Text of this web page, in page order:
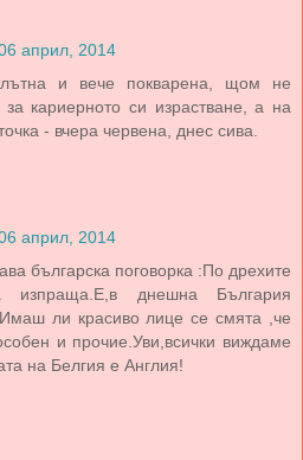
април, 2014
и вече покварена, щом не
кариерното си израстване, а на
- вчера червена, днес сива.
април, 2014
българска поговорка :По дрехите
изпраща.Е,в днешна България
ли красиво лице се смята ,че
и прочие.Уви,всички виждаме
на Белгия е Англия!